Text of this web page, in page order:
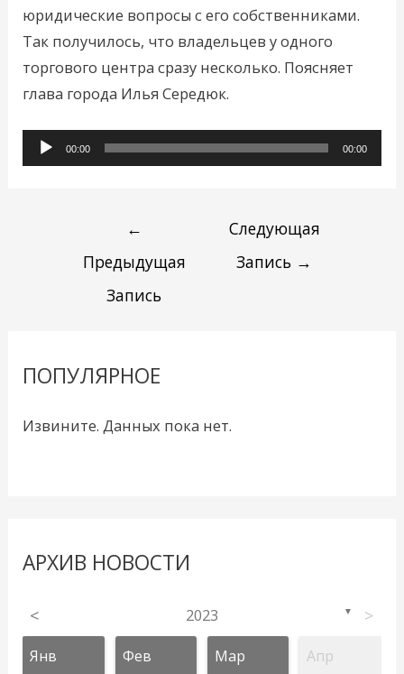
юридические вопросы с его собственниками.
Так получилось, что владельцев у одного
торгового центра сразу несколько. Поясняет
глава города Илья Середюк.
Аудиоплеер
00:00 00:00
←
Предыдущая
Запись
Следующая
Запись →
ПОПУЛЯРНОЕ
Извините. Данных пока нет.
АРХИВ НОВОСТИ
< 2023 ▼ >
Янв Фев Мар Апр